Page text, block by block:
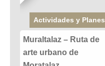
Actividades y Planes
Muraltalaz – Ruta de
arte urbano de